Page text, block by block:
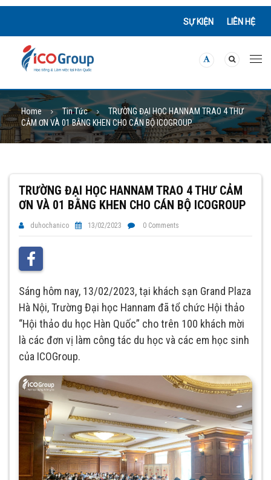
SỰ KIỆN LIÊN HỆ
Home Tin Tức
TRƯỜNG ĐẠI HỌC HANNAM TRAO 4 THƯ
CẢM ƠN VÀ 01 BẰNG KHEN CHO CÁN BỘ ICOGROUP
TRƯỜNG ĐẠI HỌC HANNAM TRAO 4 THƯ CẢM
ƠN VÀ 01 BẰNG KHEN CHO CÁN BỘ ICOGROUP
duhochanico 13/02/2023 0 Comments
Sáng hôm nay, 13/02/2023, tại khách sạn Grand Plaza
Hà Nội, Trường Đại học Hannam đã tổ chức Hội thảo
“Hội thảo du học Hàn Quốc” cho trên 100 khách mời
là các đơn vị làm công tác du học và các em học sinh
của ICOGroup.